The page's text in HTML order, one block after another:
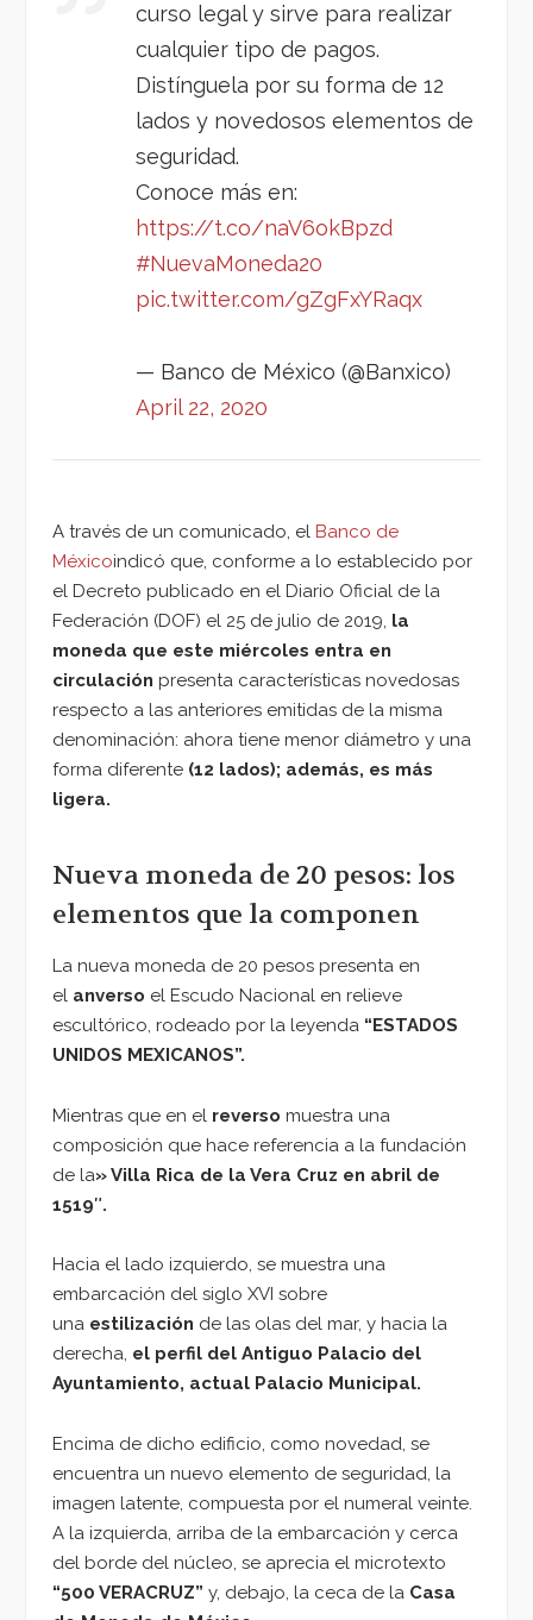
curso legal y sirve para realizar
cualquier tipo de pagos.
Distínguela por su forma de 12
lados y novedosos elementos de
seguridad.
Conoce más en:
https://t.co/naV6okBpzd
#NuevaMoneda20
pic.twitter.com/gZgFxYRaqx
— Banco de México (@Banxico)
April 22, 2020
A través de un comunicado, el Banco de
Méxicoindicó que, conforme a lo establecido por
el Decreto publicado en el Diario Oficial de la
Federación (DOF) el 25 de julio de 2019, la
moneda que este miércoles entra en
circulación presenta características novedosas
respecto a las anteriores emitidas de la misma
denominación: ahora tiene menor diámetro y una
forma diferente (12 lados); además, es más
ligera.
Nueva moneda de 20 pesos: los
elementos que la componen
La nueva moneda de 20 pesos presenta en
el anverso el Escudo Nacional en relieve
escultórico, rodeado por la leyenda “ESTADOS
UNIDOS MEXICANOS”.
Mientras que en el reverso muestra una
composición que hace referencia a la fundación
de la» Villa Rica de la Vera Cruz en abril de
1519″.
Hacia el lado izquierdo, se muestra una
embarcación del siglo XVI sobre
una estilización de las olas del mar, y hacia la
derecha, el perfil del Antiguo Palacio del
Ayuntamiento, actual Palacio Municipal.
Encima de dicho edificio, como novedad, se
encuentra un nuevo elemento de seguridad, la
imagen latente, compuesta por el numeral veinte.
A la izquierda, arriba de la embarcación y cerca
del borde del núcleo, se aprecia el microtexto
“500 VERACRUZ” y, debajo, la ceca de la Casa